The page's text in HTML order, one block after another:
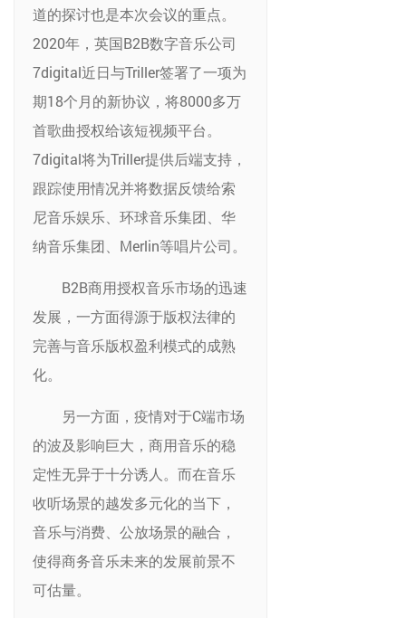
道的探讨也是本次会议的重点。
2020年，英国B2B数字音乐公司
7digital近日与Triller签署了一项为
期18个月的新协议，将8000多万
首歌曲授权给该短视频平台。
7digital将为Triller提供后端支持，
跟踪使用情况并将数据反馈给索
尼音乐娱乐、环球音乐集团、华
纳音乐集团、Merlin等唱片公司。
B2B商用授权音乐市场的迅速
发展，一方面得源于版权法律的
完善与音乐版权盈利模式的成熟
化。
另一方面，疫情对于C端市场
的波及影响巨大，商用音乐的稳
定性无异于十分诱人。而在音乐
收听场景的越发多元化的当下，
音乐与消费、公放场景的融合，
使得商务音乐未来的发展前景不
可估量。